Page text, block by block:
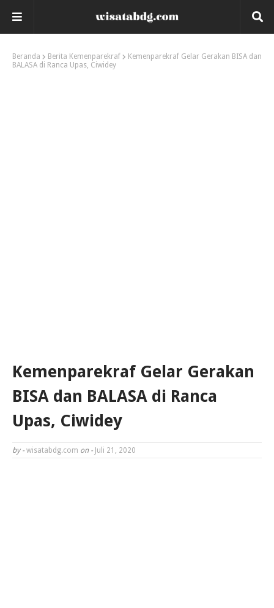
Beranda Berita Kemenparekraf
Kemenparekraf Gelar Gerakan BISA dan
BALASA di Ranca Upas, Ciwidey
Kemenparekraf Gelar Gerakan
BISA dan BALASA di Ranca
Upas, Ciwidey
by - wisatabdg.com on - Juli 21, 2020